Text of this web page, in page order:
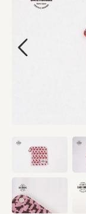
シリーズ
CATS
カテゴリー